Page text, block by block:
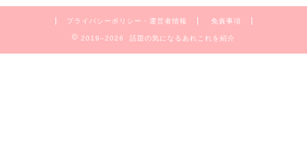
プライバシーポリシー・運営者情報 免責事項
2019–2026 話題の気になるあれこれを紹介